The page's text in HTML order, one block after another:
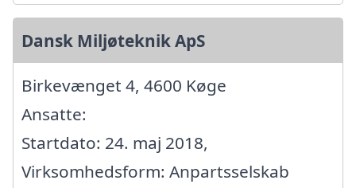
Dansk Miljøteknik ApS
Birkevænget 4, 4600 Køge
Ansatte:
Startdato: 24. maj 2018,
Virksomhedsform: Anpartsselskab